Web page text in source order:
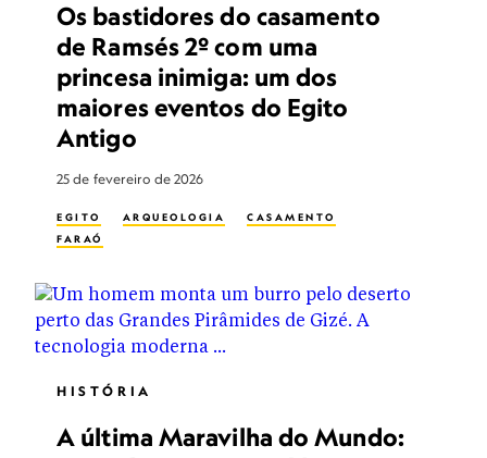
Os bastidores do casamento
de Ramsés 2º com uma
princesa inimiga: um dos
maiores eventos do Egito
Antigo
25 de fevereiro de 2026
EGITO ARQUEOLOGIA
CASAMENTO
FARAÓ
HISTÓRIA
A última Maravilha do Mundo: